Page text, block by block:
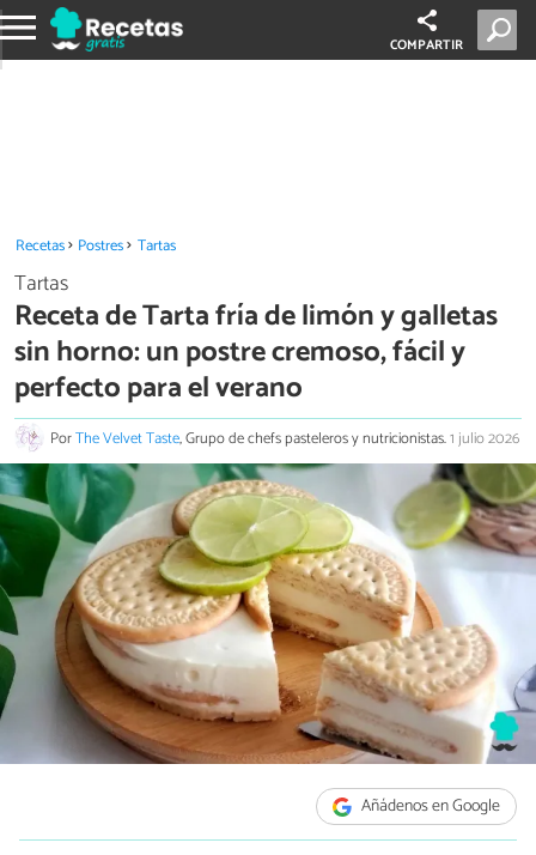
COMPARTIR
Recetas Postres Tartas
Tartas
Receta de Tarta fría de limón y galletas
sin horno: un postre cremoso, fácil y
perfecto para el verano
PorThe Velvet Taste, Grupo de chefs pasteleros y nutricionistas.1 julio 2026
Añádenos en Google